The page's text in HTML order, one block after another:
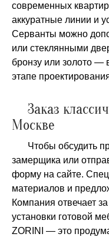
современных
аккуратные линии и
Серванты можно
или стеклянными
бронзу или золото —
этапе
Заказ
Москве
Чтобы обсудить
замерщика или
форму на сайте.
материалов и
Компания отвечает
установки готовой
ZORINI — это